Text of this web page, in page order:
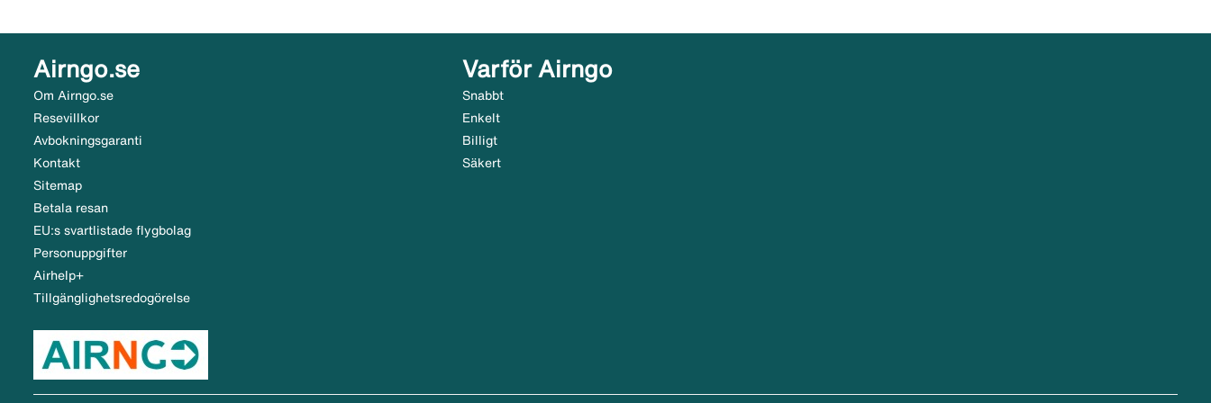
Airngo.se
Om Airngo.se
Resevillkor
Avbokningsgaranti
Kontakt
Sitemap
Betala resan
EU:s svartlistade flygbolag
Personuppgifter
Airhelp+
Tillgänglighetsredogörelse
Varför Airngo
Snabbt
Enkelt
Billigt
Säkert